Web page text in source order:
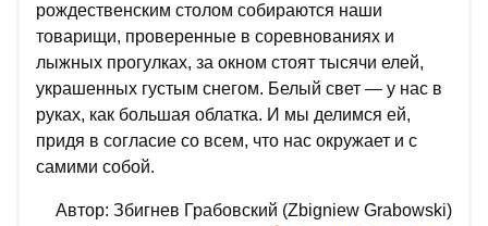
рождественским столом собираются наши
товарищи, проверенные в соревнованиях и
лыжных прогулках, за окном стоят тысячи елей,
украшенных густым снегом. Белый свет — у нас в
руках, как большая облатка. И мы делимся ей,
придя в согласие со всем, что нас окружает и с
самими собой.
Автор: Збигнев Грабовский (Zbigniew Grabowski)